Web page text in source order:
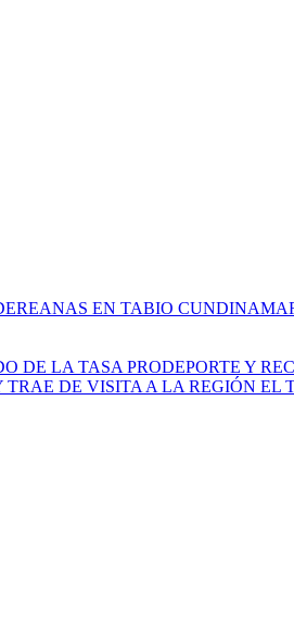
EN TABIO
DE LA TASA PRODEPORTE Y
DE VISITA A LA REGIÓN EL